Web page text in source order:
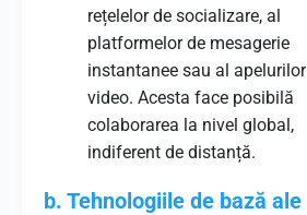
rețelelor de socializare, al
platformelor de mesagerie
instantanee sau al apelurilor
video. Acesta face posibilă
colaborarea la nivel global,
indiferent de distanță.
b. Tehnologiile de bază ale